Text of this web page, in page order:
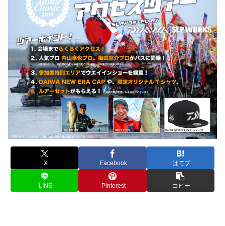
X Facebook はてブ
LINE Pinterest コピー